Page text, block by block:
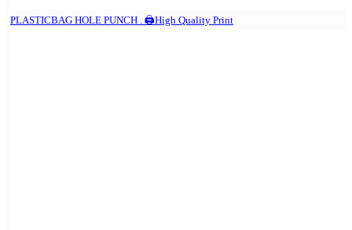
PLASTICBAG HOLE PUNCH . 🖨️High Quality Print